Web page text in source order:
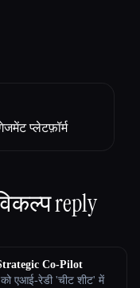
प्लेटफ़ॉर्म
reply
Co-Pilot
एआई-रेडी 'चीट शीट' में